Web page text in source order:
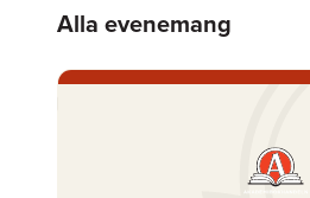
Alla evenemang